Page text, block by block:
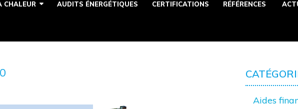
CHALEUR AUDITS ÉNERGÉTIQUES CERTIFICATIONS RÉFÉRENCES
Aides